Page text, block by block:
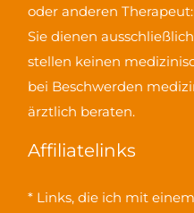
oder anderen
Sie dienen
stellen keinen
bei Beschwerden
ärztlich beraten.
Affiliatelinks
* Links, die ich mit